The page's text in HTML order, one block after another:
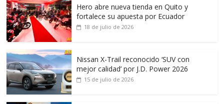
Hero abre nueva tienda en Quito y
fortalece su apuesta por Ecuador
18 de julio de 2026
Nissan X-Trail reconocido ‘SUV con
mejor calidad’ por J.D. Power 2026
15 de julio de 2026